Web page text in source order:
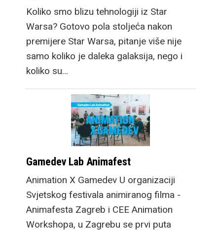
Koliko smo blizu tehnologiji iz Star
Warsa? Gotovo pola stoljeća nakon
premijere Star Warsa, pitanje više nije
samo koliko je daleka galaksija, nego i
koliko su…
Gamedev Lab Animafest
Animation X Gamedev U organizaciji
Svjetskog festivala animiranog filma -
Animafesta Zagreb i CEE Animation
Workshopa, u Zagrebu se prvi puta